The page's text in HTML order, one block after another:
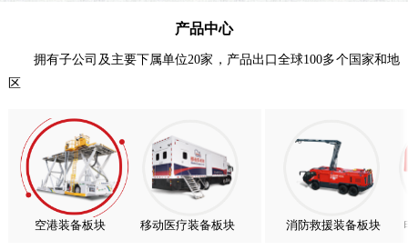
喜报！威海广泰ESG评级荣获AAA级 可持续发展实力获权威…
扬帆出海，聚力同行｜广大航服开启国际化新征程
产品中心
拥有子公司及主要下属单位20家，产品出口全球100多个国家和地
区
空港装备板块 移动医疗装备板块 消防救援装备板块